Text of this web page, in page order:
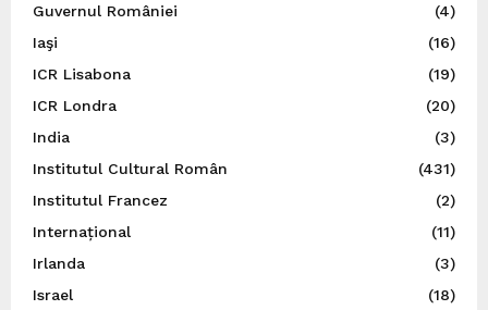
Guvernul României
(4)
Iaşi
(16)
ICR Lisabona
(19)
ICR Londra
(20)
India
(3)
Institutul Cultural Român
(431)
Institutul Francez
(2)
Internațional
(11)
Irlanda
(3)
Israel
(18)